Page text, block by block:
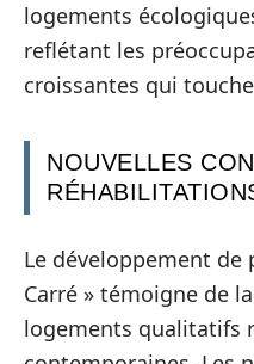
logements
reflétant les
croissantes qui
NOUVELLES
Le développement de
Carré » témoigne de
logements qualitatifs